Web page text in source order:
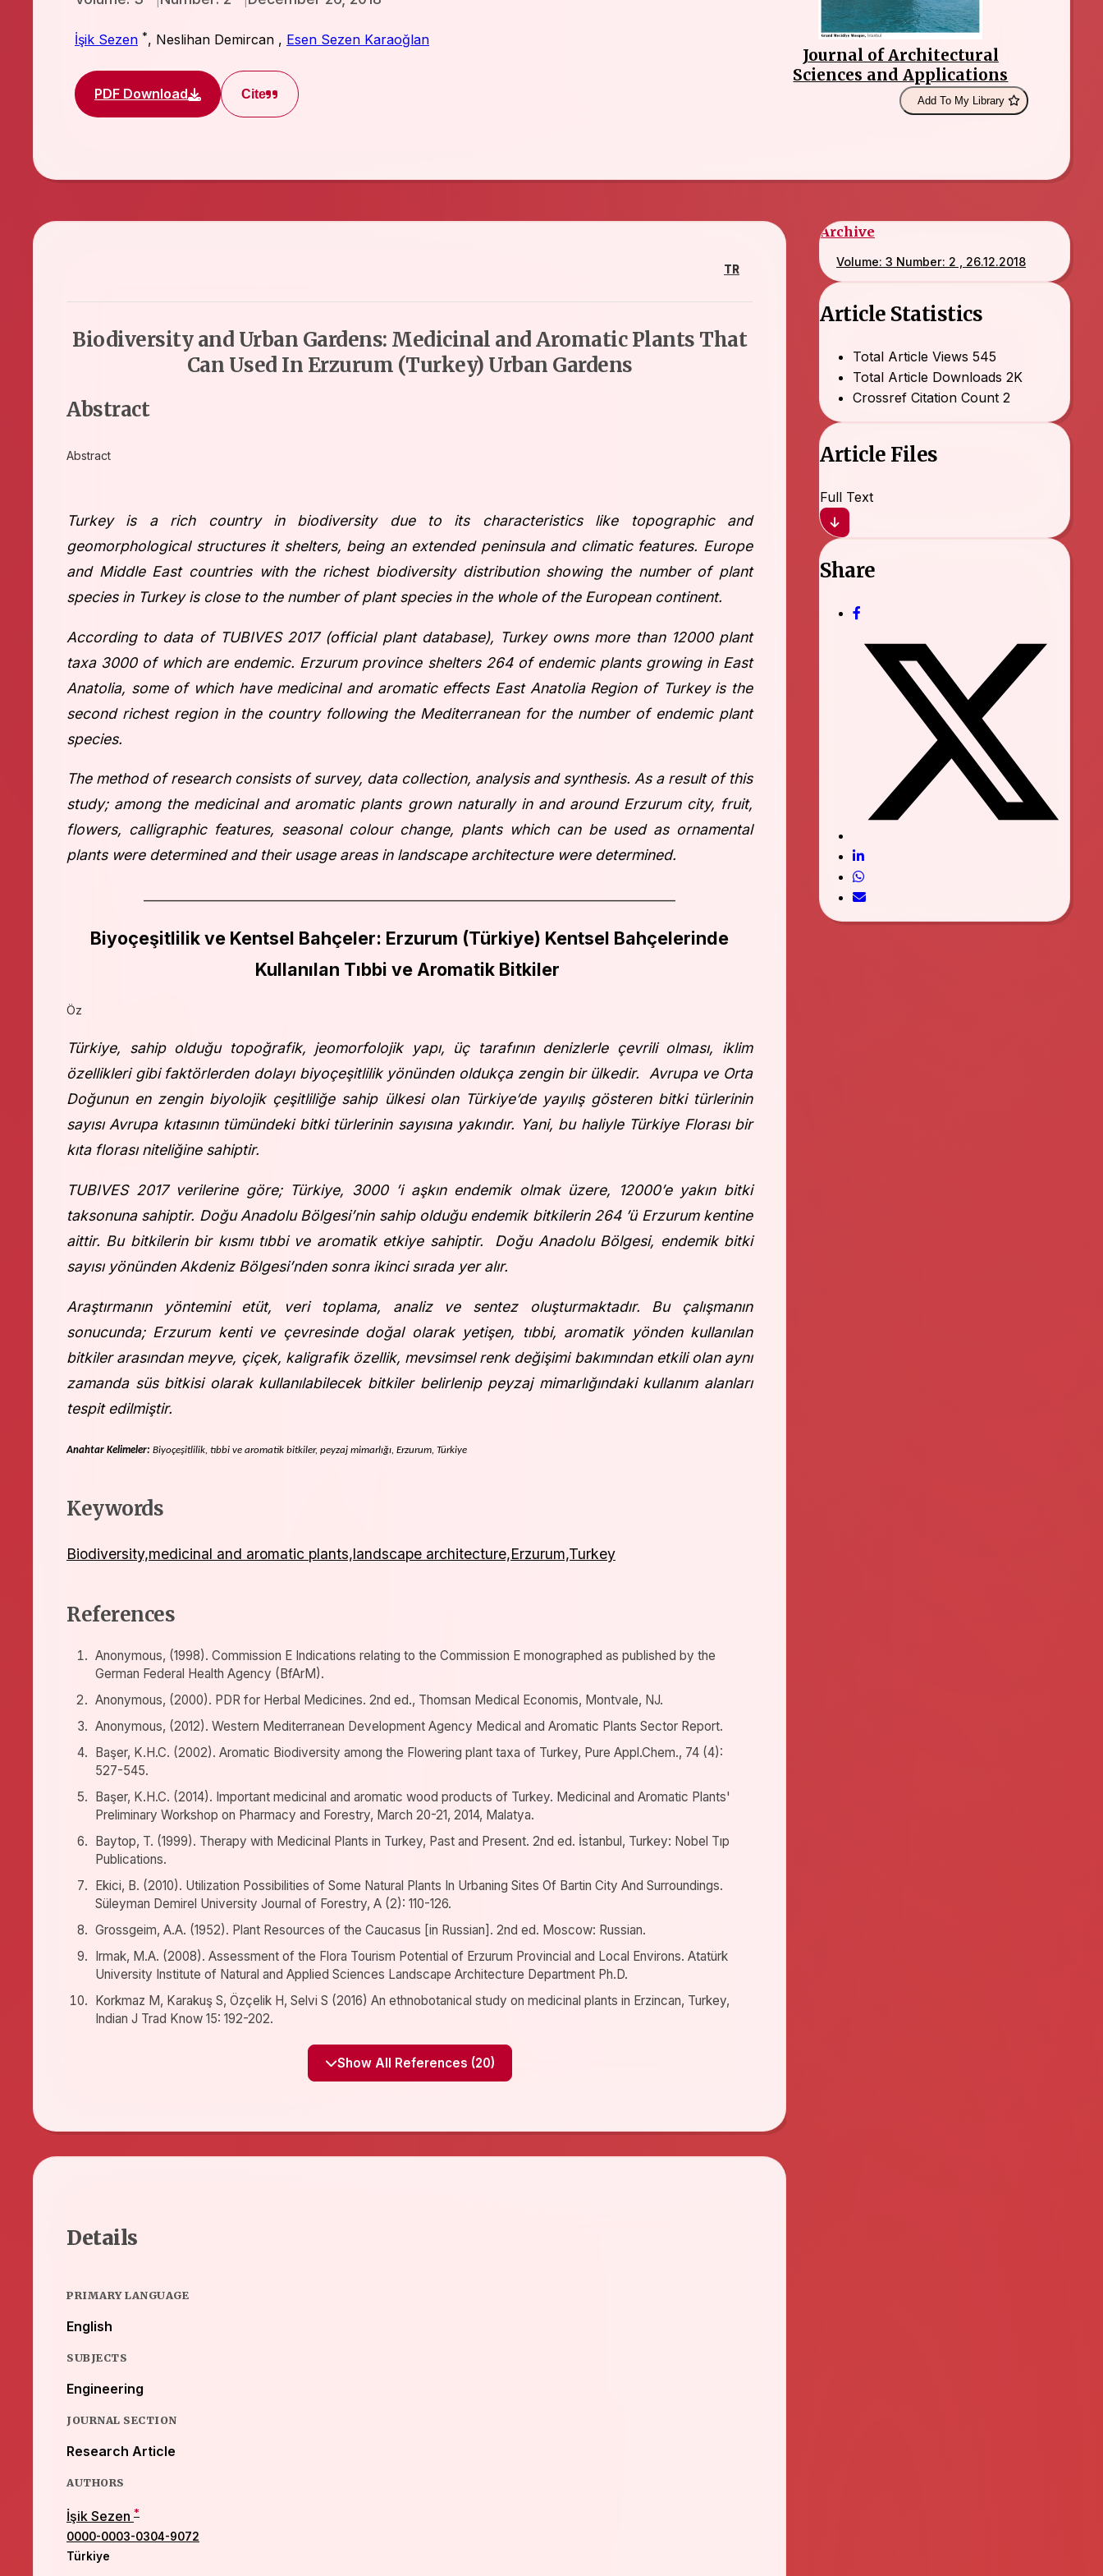
İşik Sezen *, Neslihan Demircan , Esen Sezen Karaoğlan
PDF Download Cite
Journal of Architectural
Sciences and Applications
Add To My Library
TR
Biodiversity and Urban Gardens: Medicinal and Aromatic Plants That
Can Used In Erzurum (Turkey) Urban Gardens
Abstract
Abstract
Turkey is a rich country in biodiversity due to its characteristics like topographic and
geomorphological structures it shelters, being an extended peninsula and climatic features. Europe
and Middle East countries with the richest biodiversity distribution showing the number of plant
species in Turkey is close to the number of plant species in the whole of the European continent.
According to data of TUBIVES 2017 (official plant database), Turkey owns more than 12000 plant
taxa 3000 of which are endemic. Erzurum province shelters 264 of endemic plants growing in East
Anatolia, some of which have medicinal and aromatic effects East Anatolia Region of Turkey is the
second richest region in the country following the Mediterranean for the number of endemic plant
species.
The method of research consists of survey, data collection, analysis and synthesis. As a result of this
study; among the medicinal and aromatic plants grown naturally in and around Erzurum city, fruit,
flowers, calligraphic features, seasonal colour change, plants which can be used as ornamental
plants were determined and their usage areas in landscape architecture were determined.
Biyoçeşitlilik ve Kentsel Bahçeler: Erzurum (Türkiye) Kentsel Bahçelerinde
Kullanılan Tıbbi ve Aromatik Bitkiler
Öz
Türkiye, sahip olduğu topoğrafik, jeomorfolojik yapı, üç tarafının denizlerle çevrili olması, iklim
özellikleri gibi faktörlerden dolayı biyoçeşitlilik yönünden oldukça zengin bir ülkedir. Avrupa ve Orta
Doğunun en zengin biyolojik çeşitliliğe sahip ülkesi olan Türkiye’de yayılış gösteren bitki türlerinin
sayısı Avrupa kıtasının tümündeki bitki türlerinin sayısına yakındır. Yani, bu haliyle Türkiye Florası bir
kıta florası niteliğine sahiptir.
TUBIVES 2017 verilerine göre; Türkiye, 3000 ’i aşkın endemik olmak üzere, 12000’e yakın bitki
taksonuna sahiptir. Doğu Anadolu Bölgesi’nin sahip olduğu endemik bitkilerin 264 ’ü Erzurum kentine
aittir. Bu bitkilerin bir kısmı tıbbi ve aromatik etkiye sahiptir. Doğu Anadolu Bölgesi, endemik bitki
sayısı yönünden Akdeniz Bölgesi’nden sonra ikinci sırada yer alır.
Araştırmanın yöntemini etüt, veri toplama, analiz ve sentez oluşturmaktadır. Bu çalışmanın
sonucunda; Erzurum kenti ve çevresinde doğal olarak yetişen, tıbbi, aromatik yönden kullanılan
bitkiler arasından meyve, çiçek, kaligrafik özellik, mevsimsel renk değişimi bakımından etkili olan aynı
zamanda süs bitkisi olarak kullanılabilecek bitkiler belirlenip peyzaj mimarlığındaki kullanım alanları
tespit edilmiştir.
Anahtar Kelimeler: Biyoçeşitlilik, tıbbi ve aromatik bitkiler, peyzaj mimarlığı, Erzurum, Türkiye
Keywords
Biodiversity,medicinal and aromatic plants,landscape architecture,Erzurum,Turkey
References
Anonymous, (1998). Commission E Indications relating to the Commission E monographed as published by the
German Federal Health Agency (BfArM).
Anonymous, (2000). PDR for Herbal Medicines. 2nd ed., Thomsan Medical Economis, Montvale, NJ.
Anonymous, (2012). Western Mediterranean Development Agency Medical and Aromatic Plants Sector Report.
Başer, K.H.C. (2002). Aromatic Biodiversity among the Flowering plant taxa of Turkey, Pure Appl.Chem., 74 (4):
527-545.
Başer, K.H.C. (2014). Important medicinal and aromatic wood products of Turkey. Medicinal and Aromatic Plants'
Preliminary Workshop on Pharmacy and Forestry, March 20-21, 2014, Malatya.
Baytop, T. (1999). Therapy with Medicinal Plants in Turkey, Past and Present. 2nd ed. İstanbul, Turkey: Nobel Tıp
Publications.
Ekici, B. (2010). Utilization Possibilities of Some Natural Plants In Urbaning Sites Of Bartin City And Surroundings.
Süleyman Demirel University Journal of Forestry, A (2): 110-126.
Grossgeim, A.A. (1952). Plant Resources of the Caucasus [in Russian]. 2nd ed. Moscow: Russian.
Irmak, M.A. (2008). Assessment of the Flora Tourism Potential of Erzurum Provincial and Local Environs. Atatürk
University Institute of Natural and Applied Sciences Landscape Architecture Department Ph.D.
Korkmaz M, Karakuş S, Özçelik H, Selvi S (2016) An ethnobotanical study on medicinal plants in Erzincan, Turkey,
Indian J Trad Know 15: 192-202.
Show All References (20)
Details
PRIMARY LANGUAGE
English
SUBJECTS
Engineering
JOURNAL SECTION
Research Article
AUTHORS
İşik Sezen *
0000-0003-0304-9072
Türkiye
Archive
Volume: 3 Number: 2 , 26.12.2018
Article Statistics
Total Article Views 545
Total Article Downloads 2K
Crossref Citation Count 2
Article Files
Full Text
Share